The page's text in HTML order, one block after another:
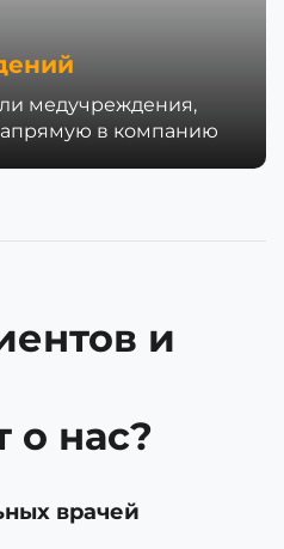
медучреждения,
в компанию
и
о нас?
врачей